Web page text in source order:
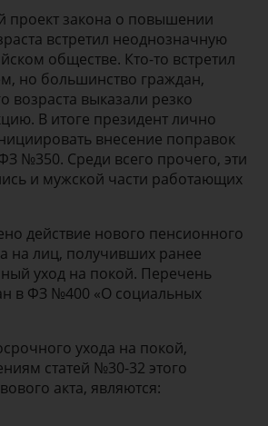
проект закона о повышении
встретил неоднозначную
обществе. Кто-то встретил
но большинство граждан,
возраста выказали резко
В итоге президент лично
внесение поправок
№350. Среди всего прочего, эти
и мужской части работающих
действие нового пенсионного
на лиц, получивших ранее
уход на покой. Перечень
в ФЗ №400 «О социальных
ухода на покой,
статей №30-32 этого
акта, являются: